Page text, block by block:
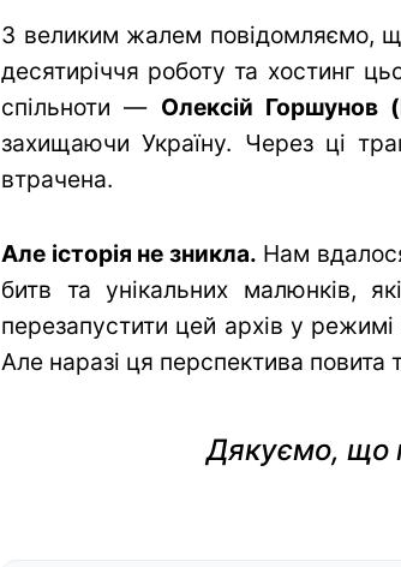
З великим жалем повідомляємо,
десятиріччя роботу та хостинг
спільноти — Олексій Горшунов
захищаючи Україну. Через ці
втрачена.
Але історія не зникла. Нам
битв та унікальних малюнків,
перезапустити цей архів у
Але наразі ця перспектива повита
Дякуємо, що